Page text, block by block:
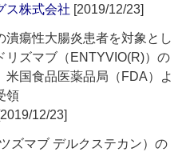
ス株式会社 [2019/12/23]
潰瘍性大腸炎患者を対象とし
リズマブ（ENTYVIO(R)）の
米国食品医薬品局（FDA）よ
領
12/23]
ズマブ デルクステカン）の